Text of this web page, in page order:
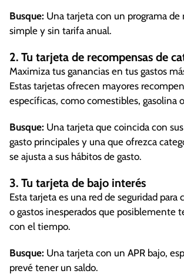
Busque: Una tarjeta con un programa de
simple y sin tarifa anual.
2. Tu tarjeta de recompensas de
Maximiza tus ganancias en tus gastos
Estas tarjetas ofrecen mayores
específicas, como comestibles, gasolina
Busque: Una tarjeta que coincida con
gasto principales y una que ofrezca
se ajusta a sus hábitos de gasto.
3. Tu tarjeta de bajo interés
Esta tarjeta es una red de seguridad para
o gastos inesperados que posiblemente
con el tiempo.
Busque: Una tarjeta con un APR bajo,
prevé tener un saldo.